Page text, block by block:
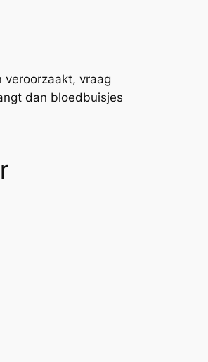
vraag
dan bloedbuisjes